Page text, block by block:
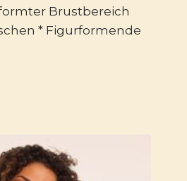
Brustbereich
* Figurformende